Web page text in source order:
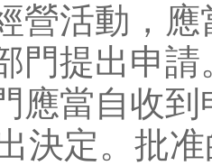
營活動，應
門提出申請
應當自收到
決定。批